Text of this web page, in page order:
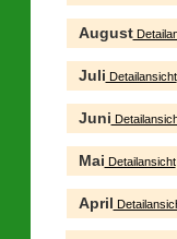
August
Juli Detailansicht
Juni
Mai Detailansicht
April